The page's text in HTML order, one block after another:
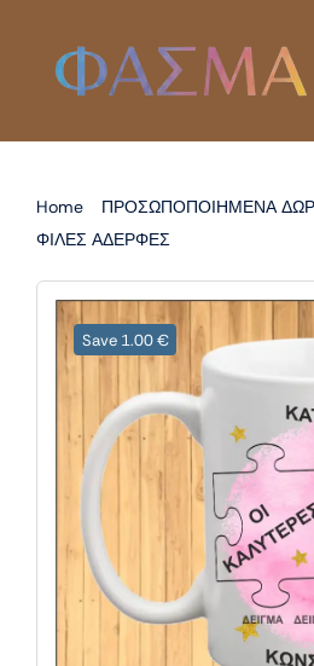
content
Home ΠΡΟΣΩΠΟΠΟΙΗΜΕΝΑ
ΦΙΛΕΣ ΑΔΕΡΦΕΣ
Save 1.00 €